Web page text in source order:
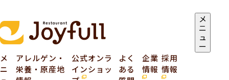
メ
ニ
ュ
ー
メ
ニ
アレルゲン・
栄養・原産地
公式オンラ
インショッ
よく
ある
企業
情報
採用
情報